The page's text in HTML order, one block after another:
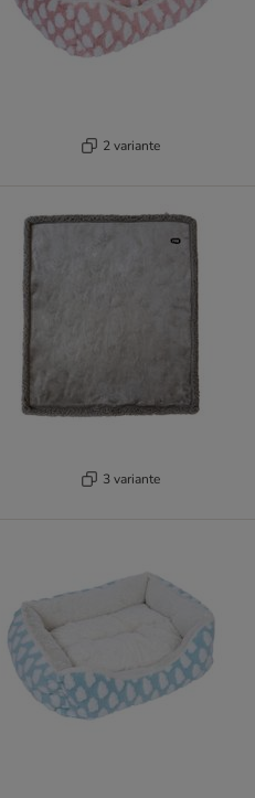
2 variante
3 variante